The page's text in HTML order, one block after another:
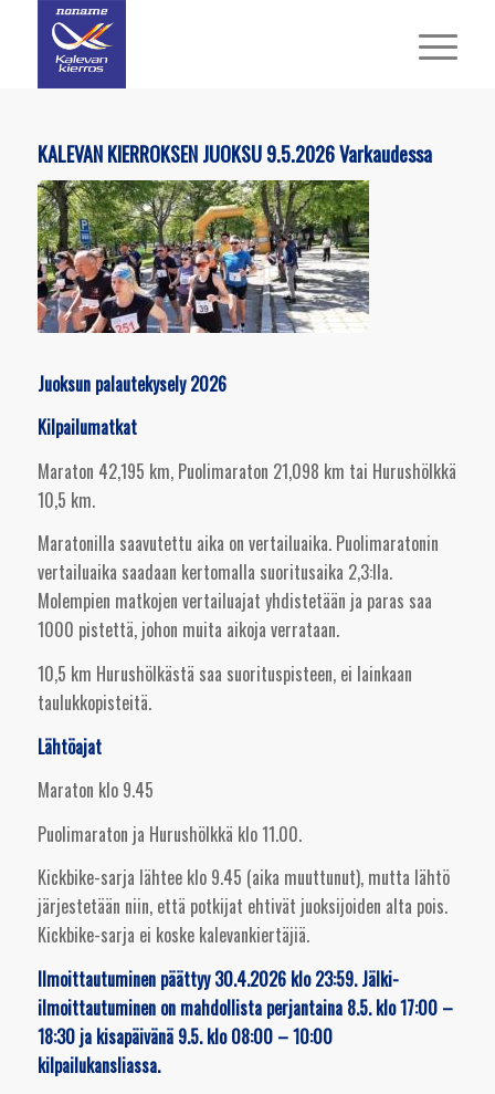
KALEVAN KIERROKSENJUOKSU 9.5.2026 Varkaudessa
Juoksun palautekysely 2026
Kilpailumatkat
Maraton 42,195 km, Puolimaraton 21,098 km tai Hurushölkkä
10,5 km.
Maratonilla saavutettu aika on vertailuaika. Puolimaratonin
vertailuaika saadaan kertomalla suoritusaika 2,3:lla.
Molempien matkojen vertailuajat yhdistetään ja paras saa
1000 pistettä, johon muita aikoja verrataan.
10,5 km Hurushölkästä saa suorituspisteen, ei lainkaan
taulukkopisteitä.
Lähtöajat
Maraton klo 9.45
Puolimaraton ja Hurushölkkä klo 11.00.
Kickbike-sarja lähtee klo 9.45 (aika muuttunut), mutta lähtö
järjestetään niin, että potkijat ehtivät juoksijoiden alta pois.
Kickbike-sarja ei koske kalevankiertäjiä.
Ilmoittautuminen päättyy 30.4.2026 klo 23:59. Jälki-
ilmoittautuminen on mahdollista perjantaina 8.5. klo 17:00 –
18:30 ja kisapäivänä 9.5. klo 08:00 – 10:00
kilpailukansliassa.